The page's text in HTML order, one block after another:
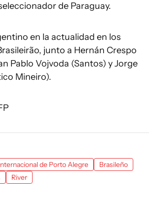
de Paraguay.
en la actualidad en los
junto a Hernán Crespo
Pablo Vojvoda (Santos) y Jorge
Mineiro).
de Porto Alegre
Brasileño
River